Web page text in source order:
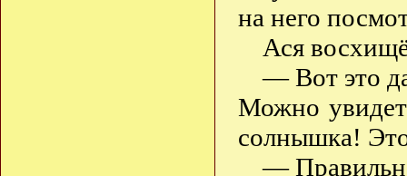
на него
Ася
— Вот это
Можно
солнышка! Это
—